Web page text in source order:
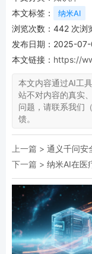
本文标签：
纳米AI
浏览次数： 442 次浏
发布日期：2025-
本文链接： https://
本文内容通过AI工
站不对内容的真实
问题，请联系我们
馈。
上一篇 > 通义千问安
下一篇 > 纳米AI在医